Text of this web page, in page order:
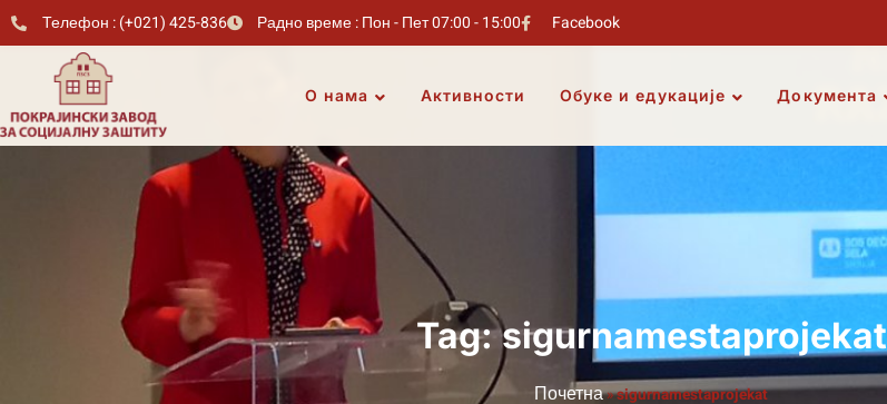
Телефон : (+021) 425-836 Радно време : Пон - Пет 07:00 - 15:00 Facebook
О нама Активности Обуке и едукације Документа
Tag: sigurnamestaprojekat
Почетна»sigurnamestaprojekat